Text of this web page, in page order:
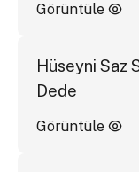
Görüntüle
Hüseyni Saz
Dede
Görüntüle